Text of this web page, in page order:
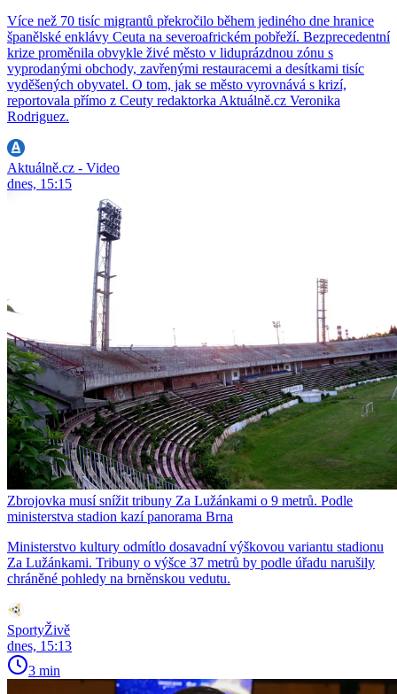
Více než 70 tisíc migrantů překročilo během jediného dne hranice
španělské enklávy Ceuta na severoafrickém pobřeží. Bezprecedentní
krize proměnila obvykle živé město v liduprázdnou zónu s
vyprodanými obchody, zavřenými restauracemi a desítkami tisíc
vyděšených obyvatel. O tom, jak se město vyrovnává s krizí,
reportovala přímo z Ceuty redaktorka Aktuálně.cz Veronika
Rodriguez.
Aktuálně.cz - Video
dnes, 15:15
Zbrojovka musí snížit tribuny Za Lužánkami o 9 metrů. Podle
ministerstva stadion kazí panorama Brna
Ministerstvo kultury odmítlo dosavadní výškovou variantu stadionu
Za Lužánkami. Tribuny o výšce 37 metrů by podle úřadu narušily
chráněné pohledy na brněnskou vedutu.
SportyŽivě
dnes, 15:13
3 min